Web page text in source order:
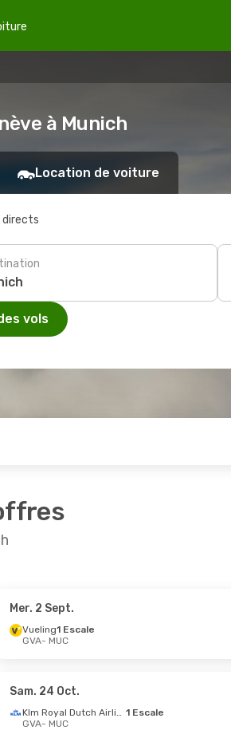
à Munich
Location de voiture
directs
vols
13 Sept.
27 Sept.
Mer. 2 Sept.
Vueling1 Escale
GVA- MUC
Sam. 24 Oct.
Klm Royal Dutch Airlines 1 Escale
GVA- MUC